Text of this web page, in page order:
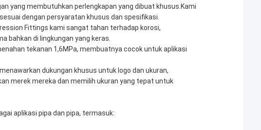
yang membutuhkan perlengkapan yang dibuat khusus.Kami
dengan persyaratan khusus dan spesifikasi.
Fittings kami sangat tahan terhadap korosi,
bahkan di lingkungan yang keras.
tekanan 1,6MPa, membuatnya cocok untuk aplikasi
dukungan khusus untuk logo dan ukuran,
merek mereka dan memilih ukuran yang tepat untuk
aplikasi pipa dan pipa, termasuk: